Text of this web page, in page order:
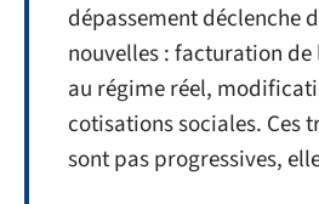
dépassement déclenche
nouvelles : facturation de
au régime réel,
cotisations sociales. Ces
sont pas progressives,